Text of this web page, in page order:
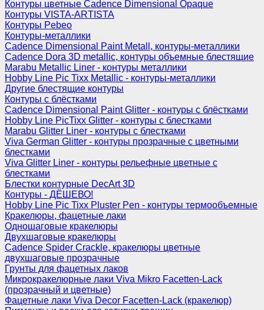
Контуры цветные Cadence Dimensional Opaque
Контуры VISTA-ARTISTA
Контуры Pebeo
Контуры-металлики
Cadence Dimensional Paint Metall, контуры-металлики
Cadence Dora 3D metallic, контуры объемные блестящие
Marabu Metallic Liner - контуры металлики
Hobby Line Pic Tixx Metallic - контуры-металлики
Другие блестящие контуры
Контуры с блёстками
Cadence Dimensional Paint Glitter - контуры с блёстками
Hobby Line PicTixx Glitter - контуры с блестками
Marabu Glitter Liner - контуры с блестками
Viva German Glitter - контуры прозрачные с цветными
блестками
Viva Glitter Liner - контуры рельефные цветные с
блестками
Блестки контурные DecArt 3D
Контуры - ДЁШЕВО!
Hobby Line Pic Tixx Pluster Pen - контуры термообъемные
Кракелюры, фацетные лаки
Одношаговые кракелюры
Двухшаговые кракелюры
Cadence Spider Crackle, кракелюры цветные
двухшаговые прозрачные
Грунты для фацетных лаков
Микрокракелюрные лаки Viva Mikro Facetten-Lack
(прозрачный и цветные)
Фацетные лаки Viva Decor Facetten-Lack (кракелюр)